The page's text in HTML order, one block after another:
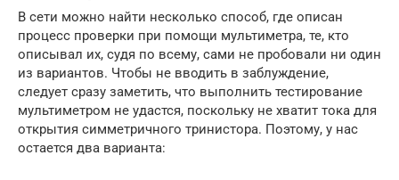
В сети можно найти несколько способ, где описан
процесс проверки при помощи мультиметра, те, кто
описывал их, судя по всему, сами не пробовали ни один
из вариантов. Чтобы не вводить в заблуждение,
следует сразу заметить, что выполнить тестирование
мультиметром не удастся, поскольку не хватит тока для
открытия симметричного тринистора. Поэтому, у нас
остается два варианта: